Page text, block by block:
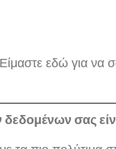
εδώ για να
σας